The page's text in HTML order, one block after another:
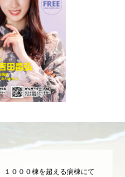
１０００棟を超える病棟にて